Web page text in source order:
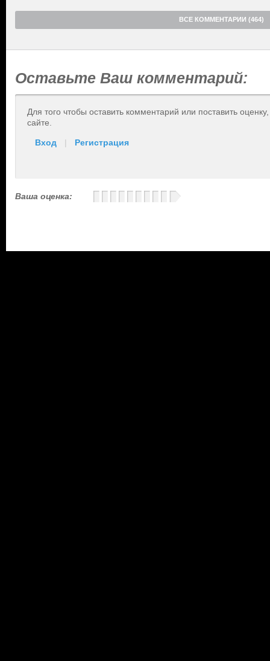
ВСЕ КОММЕНТАРИИ (464)
Оставьте Ваш комментарий:
Для того чтобы оставить комментарий или поставить
сайте.
Вход | Регистрация
Ваша оценка: